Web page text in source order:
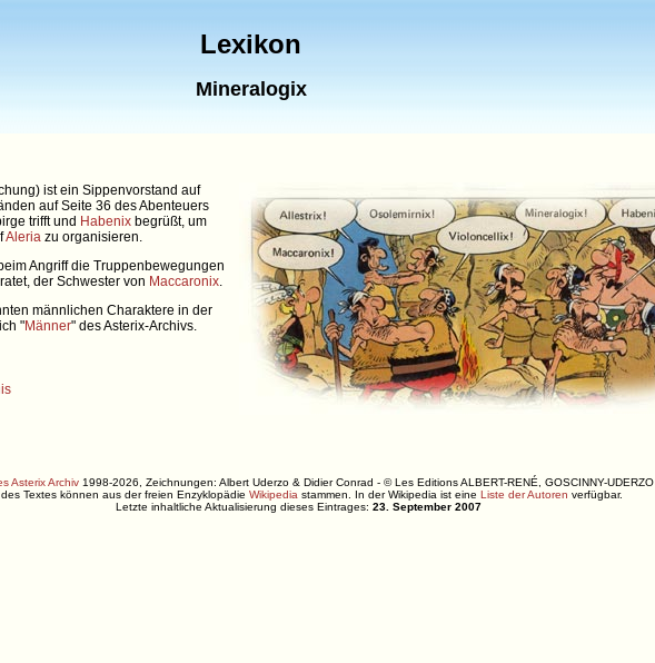
Lexikon
Mineralogix
ist ein Sippenvorstand auf
auf Seite 36 des Abenteuers
trifft und Habenix begrüßt, um
Aleria zu organisieren.
Angriff die Truppenbewegungen
der Schwester von Maccaronix.
männlichen Charaktere in der
"Männer" des Asterix-Archivs.
Asterix Archiv1998-2026, Zeichnungen: Albert Uderzo & Didier Conrad - © Les Editions ALBERT-RENÉ, GOSCINNY-UDERZO
des Textes können aus der freien Enzyklopädie Wikipedia stammen. In der Wikipedia ist eine Liste der Autoren verfügbar.
Letzte inhaltliche Aktualisierung dieses Eintrages: 23. September 2007